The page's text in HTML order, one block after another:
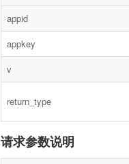
appid
appkey
v
return_type
请求参数说明